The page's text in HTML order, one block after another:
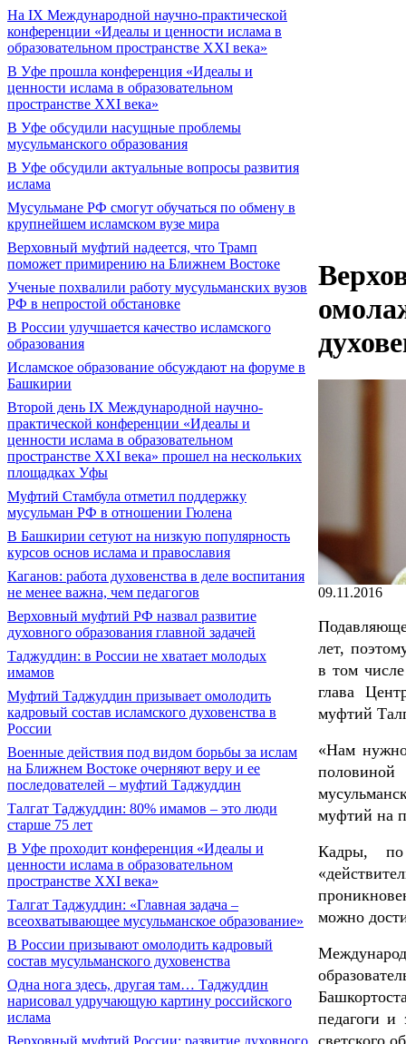
На IX Международной научно-практической
конференции «Идеалы и ценности ислама в
образовательном пространстве XXI века»
В Уфе прошла конференция «Идеалы и
ценности ислама в образовательном
пространстве XXI века»
В Уфе обсудили насущные проблемы
мусульманского образования
В Уфе обсудили актуальные вопросы развития
ислама
Мусульмане РФ смогут обучаться по обмену в
крупнейшем исламском вузе мира
Верховный муфтий надеется, что Трамп
поможет примирению на Ближнем Востоке
Ученые похвалили работу мусульманских вузов
РФ в непростой обстановке
В России улучшается качество исламского
образования
Исламское образование обсуждают на форуме в
Башкирии
Второй день IX Международной научно-
практической конференции «Идеалы и
ценности ислама в образовательном
пространстве XXI века» прошел на нескольких
площадках Уфы
Муфтий Стамбула отметил поддержку
мусульман РФ в отношении Гюлена
В Башкирии сетуют на низкую популярность
курсов основ ислама и православия
Каганов: работа духовенства в деле воспитания
не менее важна, чем педагогов
Верховный муфтий РФ назвал развитие
духовного образования главной задачей
Таджуддин: в России не хватает молодых
имамов
Муфтий Таджуддин призывает омолодить
кадровый состав исламского духовенства в
России
Военные действия под видом борьбы за ислам
на Ближнем Востоке очерняют веру и ее
последователей – муфтий Таджуддин
Талгат Таджуддин: 80% имамов – это люди
старше 75 лет
В Уфе проходит конференция «Идеалы и
ценности ислама в образовательном
пространстве XXI века»
Талгат Таджуддин: «Главная задача –
всеохватывающее мусульманское образование»
В России призывают омолодить кадровый
состав мусульманского духовенства
Одна нога здесь, другая там… Таджуддин
нарисовал удручающую картину российского
ислама
Верховный муфтий России: развитие духовного
09.11.2016
лет,
в том
глава
муфтий
«Нам нужно
муфтий на
Кадры, по
можно
педагоги и